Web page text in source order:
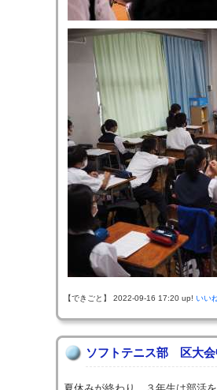
【できごと】 2022-09-16 17:20 up! いい
ソフトテニス部 区大会